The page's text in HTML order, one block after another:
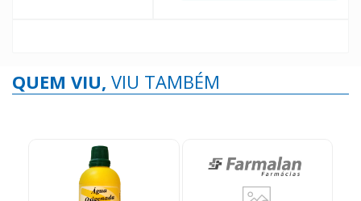
QUEM VIU, VIU TAMBÉM